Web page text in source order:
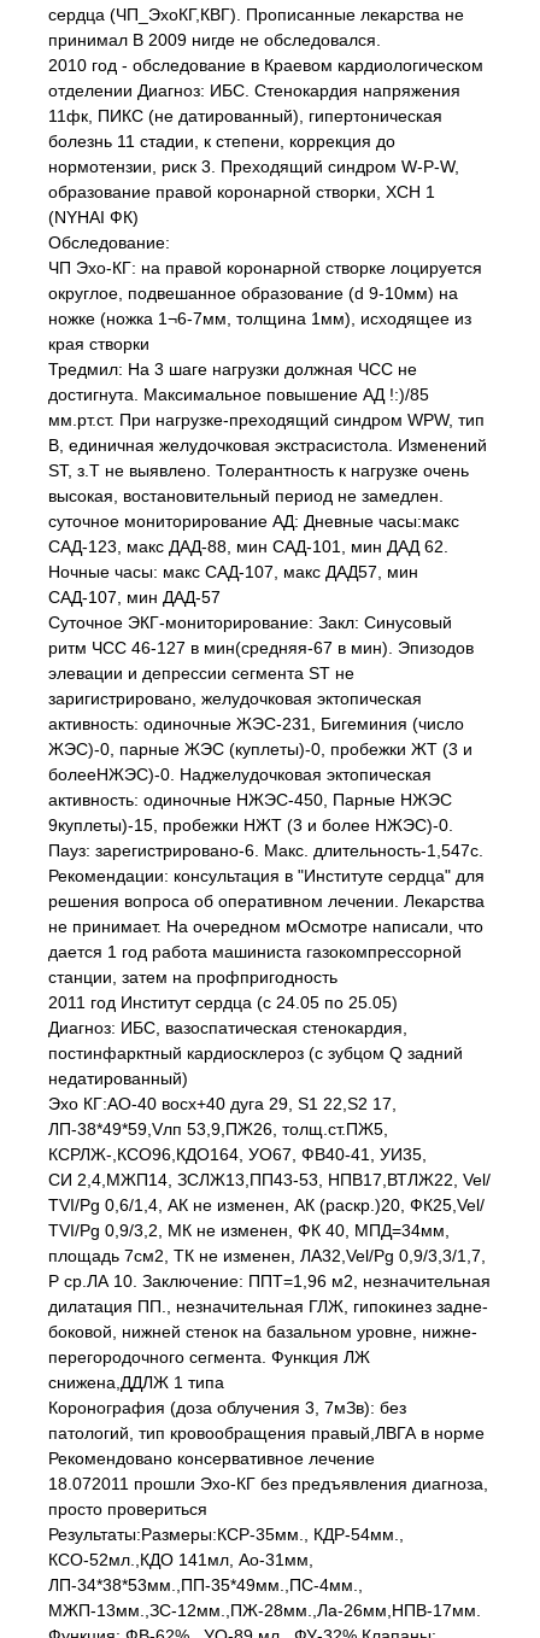
сердца (ЧП_ЭхоКГ,КВГ). Прописанные лекарства не
принимал В 2009 нигде не обследовался.
2010 год - обследование в Краевом кардиологическом
отделении Диагноз: ИБС. Стенокардия напряжения
11фк, ПИКС (не датированный), гипертоническая
болезнь 11 стадии, к степени, коррекция до
нормотензии, риск 3. Преходящий синдром W-P-W,
образование правой коронарной створки, ХСН 1
(NYHAI ФК)
Обследование:
ЧП Эхо-КГ: на правой коронарной створке лоцируется
округлое, подвешанное образование (d 9-10мм) на
ножке (ножка 1¬6-7мм, толщина 1мм), исходящее из
края створки
Тредмил: На 3 шаге нагрузки должная ЧСС не
достигнута. Максимальное повышение АД !:)/85
мм.рт.ст. При нагрузке-преходящий синдром WPW, тип
В, единичная желудочковая экстрасистола. Изменений
ST, з.Т не выявлено. Толерантность к нагрузке очень
высокая, востановительный период не замедлен.
суточное мониторирование АД: Дневные часы:макс
САД-123, макс ДАД-88, мин САД-101, мин ДАД 62.
Ночные часы: макс САД-107, макс ДАД57, мин
САД-107, мин ДАД-57
Суточное ЭКГ-мониторирование: Закл: Синусовый
ритм ЧСС 46-127 в мин(средняя-67 в мин). Эпизодов
элевации и депрессии сегмента ST не
заригистрировано, желудочковая эктопическая
активность: одиночные ЖЭС-231, Бигеминия (число
ЖЭС)-0, парные ЖЭС (куплеты)-0, пробежки ЖТ (3 и
болееНЖЭС)-0. Наджелудочковая эктопическая
активность: одиночные НЖЭС-450, Парные НЖЭС
9куплеты)-15, пробежки НЖТ (3 и более НЖЭС)-0.
Пауз: зарегистрировано-6. Макс. длительность-1,547с.
Рекомендации: консультация в "Институте сердца" для
решения вопроса об оперативном лечении. Лекарства
не принимает. На очередном мОсмотре написали, что
дается 1 год работа машиниста газокомпрессорной
станции, затем на профпригодность
2011 год Институт сердца (с 24.05 по 25.05)
Диагноз: ИБС, вазоспатическая стенокардия,
постинфарктный кардиосклероз (с зубцом Q задний
недатированный)
Эхо КГ:АО-40 восх+40 дуга 29, S1 22,S2 17,
ЛП-38*49*59,Vлп 53,9,ПЖ26, толщ.ст.ПЖ5,
КСРЛЖ-,КСО96,КДО164, УО67, ФВ40-41, УИ35,
СИ 2,4,МЖП14, ЗСЛЖ13,ПП43-53, НПВ17,ВТЛЖ22, Vel/
ТVI/Рg 0,6/1,4, АК не изменен, АК (раскр.)20, ФК25,Vel/
ТVI/Рg 0,9/3,2, МК не изменен, ФК 40, МПД=34мм,
площадь 7см2, ТК не изменен, ЛА32,Vel/Рg 0,9/3,3/1,7,
Р ср.ЛА 10. Заключение: ППТ=1,96 м2, незначительная
дилатация ПП., незначительная ГЛЖ, гипокинез задне-
боковой, нижней стенок на базальном уровне, нижне-
перегородочного сегмента. Функция ЛЖ
снижена,ДДЛЖ 1 типа
Коронография (доза облучения 3, 7мЗв): без
патологий, тип кровообращения правый,ЛВГА в норме
Рекомендовано консервативное лечение
18.072011 прошли Эхо-КГ без предъявления диагноза,
просто провериться
Результаты:Размеры:КСР-35мм., КДР-54мм.,
КСО-52мл.,КДО 141мл, Ао-31мм,
ЛП-34*38*53мм.,ПП-35*49мм.,ПС-4мм.,
МЖП-13мм.,ЗС-12мм.,ПЖ-28мм.,Ла-26мм,НПВ-17мм.